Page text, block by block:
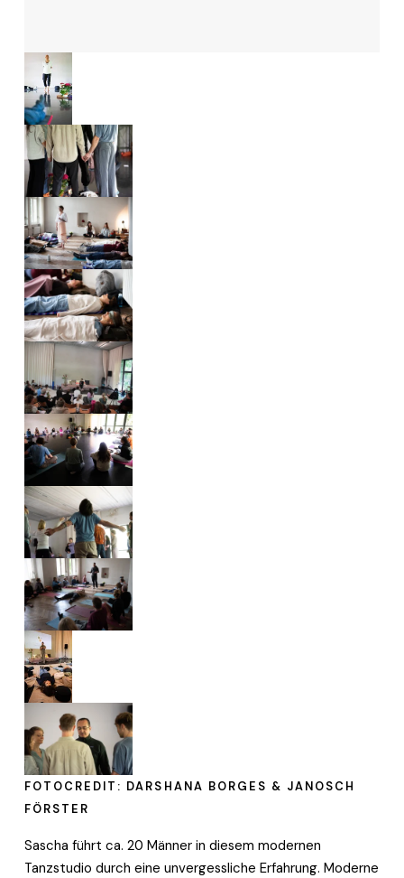
FOTOCREDIT: DARSHANA BORGES & JANOSCH
FÖRSTER
Sascha führt ca. 20 Männer in diesem modernen
Tanzstudio durch eine unvergessliche Erfahrung. Moderne